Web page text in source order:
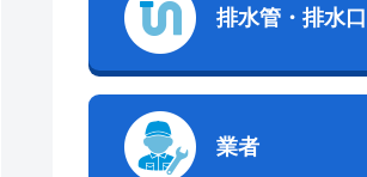
排水管・排水口
業者